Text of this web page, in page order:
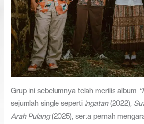
Grup ini sebelumnya telah merilis album
sejumlah single seperti Ingatan(2022),
Arah Pulang(2025), serta pernah